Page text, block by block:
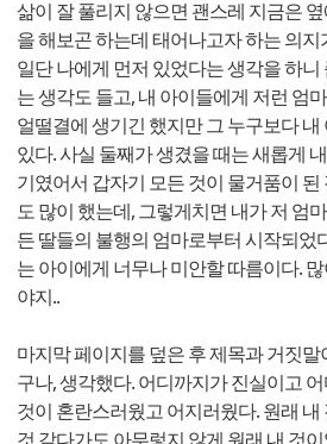
삶이 잘 풀리지 않으면 괜스레 지금은
을 해보곤 하는데 태어나고자 하는 의
일단 나에게 먼저 있었다는 생각을 하
는 생각도 들고, 내 아이들에게 저런 엄
얼떨결에 생기긴 했지만 그 누구보다
있다. 사실 둘째가 생겼을 때는 새롭게
기였어서 갑자기 모든 것이 물거품이
도 많이 했는데, 그렇게치면 ​내가 저 엄
든 딸들의 불행의 엄마로부터 시작되었
는 아이에게 너무나 미안할 따름이다.
야지..
마지막 페이지를 덮은 후 제목과 거짓
구나, 생각했다. 어디까지가 진실이고
것이 혼란스러웠고 어지러웠다. 원래 내